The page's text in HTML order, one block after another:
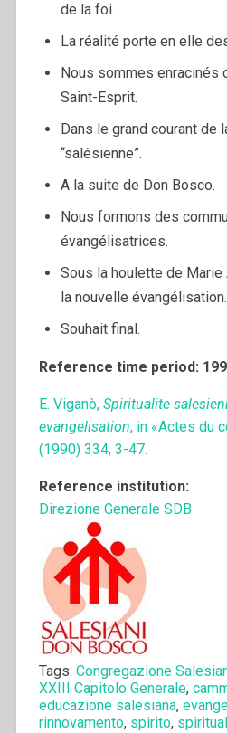
de la foi.
La réalité porte en elle
Nous sommes enracinés
Saint-Esprit.
Dans le grand courant de
“salésienne”.
A la suite de Don Bosco.
Nous formons des
évangélisatrices.
Sous la houlette de
la nouvelle évangélisation.
Souhait final.
Reference time period:
E. Viganò, Spiritualite
evangelisation, in «Actes du
(1990) 334, 3-47.
Reference institution:
Direzione Generale SDB
Tags: Congregazione
XXIII Capitolo Generale,
educazione salesiana,
rinnovamento, spirito,